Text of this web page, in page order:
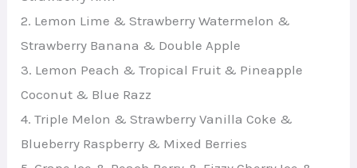
2. Lemon Lime & Strawberry Watermelon &
Strawberry Banana & Double Apple
3. Lemon Peach & Tropical Fruit & Pineapple
Coconut & Blue Razz
4. Triple Melon & Strawberry Vanilla Coke &
Blueberry Raspberry & Mixed Berries